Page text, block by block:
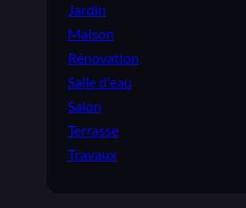
Jardin
Maison
Rénovation
Salle d'eau
Salon
Terrasse
Travaux